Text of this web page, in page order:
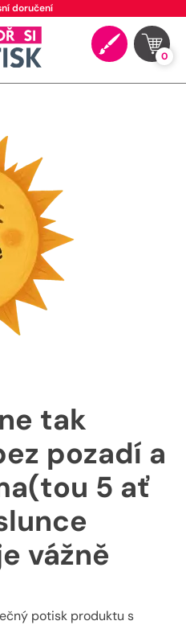
doručení
0
tak
pozadí a
5 ať
vážně
potisk produktu s